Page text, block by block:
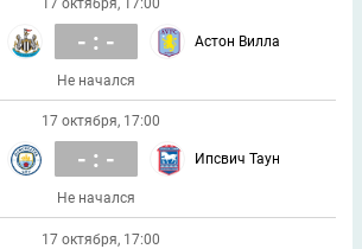
- : - Астон Вилла
Не начался
17 октября, 17:00
- : - Ипсвич Таун
Не начался
17 октября, 17:00